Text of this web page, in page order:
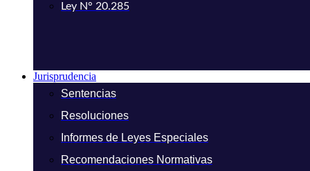
Ley N° 20.285
Jurisprudencia
Sentencias
Resoluciones
Informes de Leyes Especiales
Recomendaciones Normativas